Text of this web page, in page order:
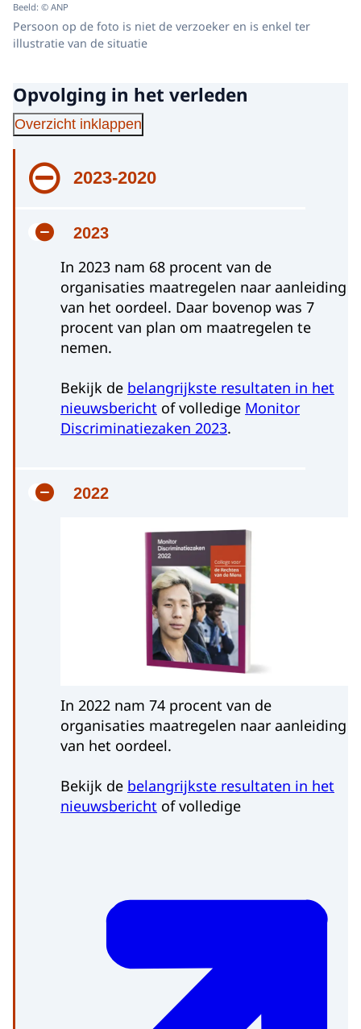
Beeld: © ANP
Persoon op de foto is niet de verzoeker en is enkel ter
illustratie van de situatie
Opvolging in het verleden
Overzicht inklappen
2023-2020
2023
In 2023 nam 68 procent van de
organisaties maatregelen naar aanleiding
van het oordeel. Daar bovenop was 7
procent van plan om maatregelen te
nemen.
Bekijk de belangrijkste resultaten in het
nieuwsbericht of volledige Monitor
Discriminatiezaken 2023.
2022
In 2022 nam 74 procent van de
organisaties maatregelen naar aanleiding
van het oordeel.
Bekijk de belangrijkste resultaten in het
nieuwsbericht of volledige